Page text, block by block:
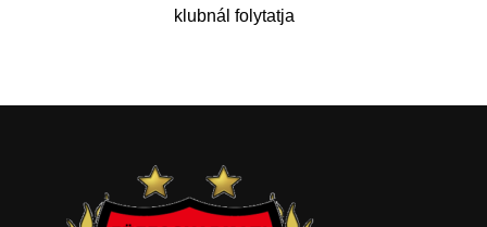
klubnál folytatja